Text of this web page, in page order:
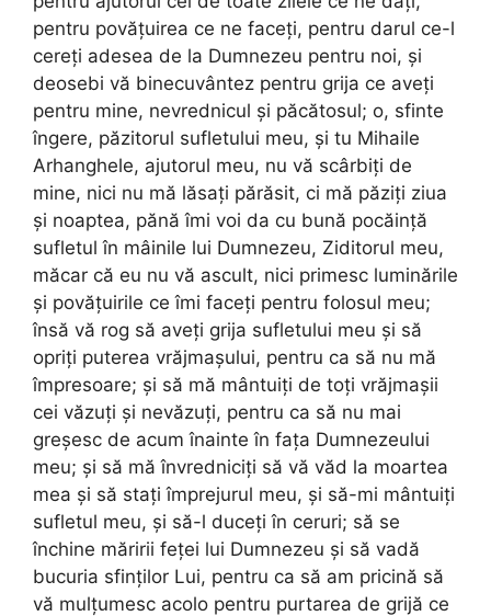
pentru povățuirea ce ne faceți, pentru darul ce-l
cereți adesea de la Dumnezeu pentru noi, și
deosebi vă binecuvântez pentru grija ce aveți
pentru mine, nevrednicul și păcătosul; o, sfinte
îngere, păzitorul sufletului meu, și tu Mihaile
Arhanghele, ajutorul meu, nu vă scârbiți de
mine, nici nu mă lăsați părăsit, ci mă păziți ziua
și noaptea, pănă îmi voi da cu bună pocăință
sufletul în mâinile lui Dumnezeu, Ziditorul meu,
măcar că eu nu vă ascult, nici primesc luminările
și povățuirile ce îmi faceți pentru folosul meu;
însă vă rog să aveți grija sufletului meu și să
opriți puterea vrăjmașului, pentru ca să nu mă
împresoare; și să mă mântuiți de toți vrăjmașii
cei văzuți și nevăzuți, pentru ca să nu mai
greșesc de acum înainte în fața Dumnezeului
meu; și să mă învredniciți să vă văd la moartea
mea și să stați împrejurul meu, și să-mi mântuiți
sufletul meu, și să-l duceți în ceruri; să se
închine măririi feței lui Dumnezeu și să vadă
bucuria sfinților Lui, pentru ca să am pricină să
vă mulțumesc acolo pentru purtarea de grijă ce